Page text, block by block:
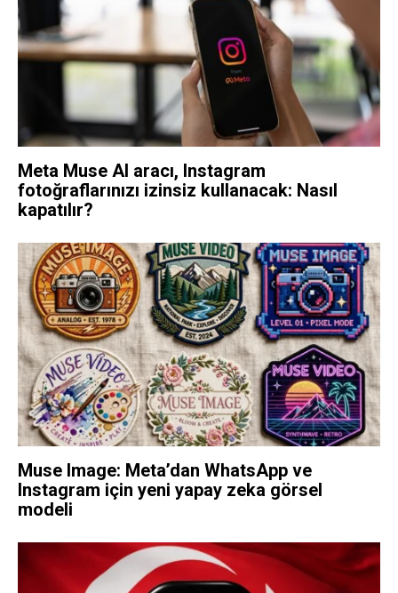
Meta Muse AI aracı, Instagram
fotoğraflarınızı izinsiz kullanacak: Nasıl
kapatılır?
Muse Image: Meta’dan WhatsApp ve
Instagram için yeni yapay zeka görsel
modeli